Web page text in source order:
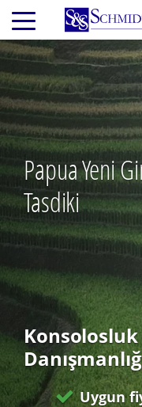
Ana
içeriğe
atla
Papua Yeni
Tasdiki
Uygun